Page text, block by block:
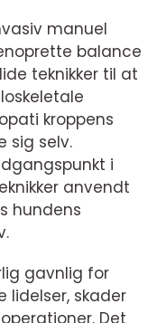
manuel
balance
teknikker til at
kroppens
sig selv.
i
anvendt
hundens
gavnlig for
lidelser, skader
Det